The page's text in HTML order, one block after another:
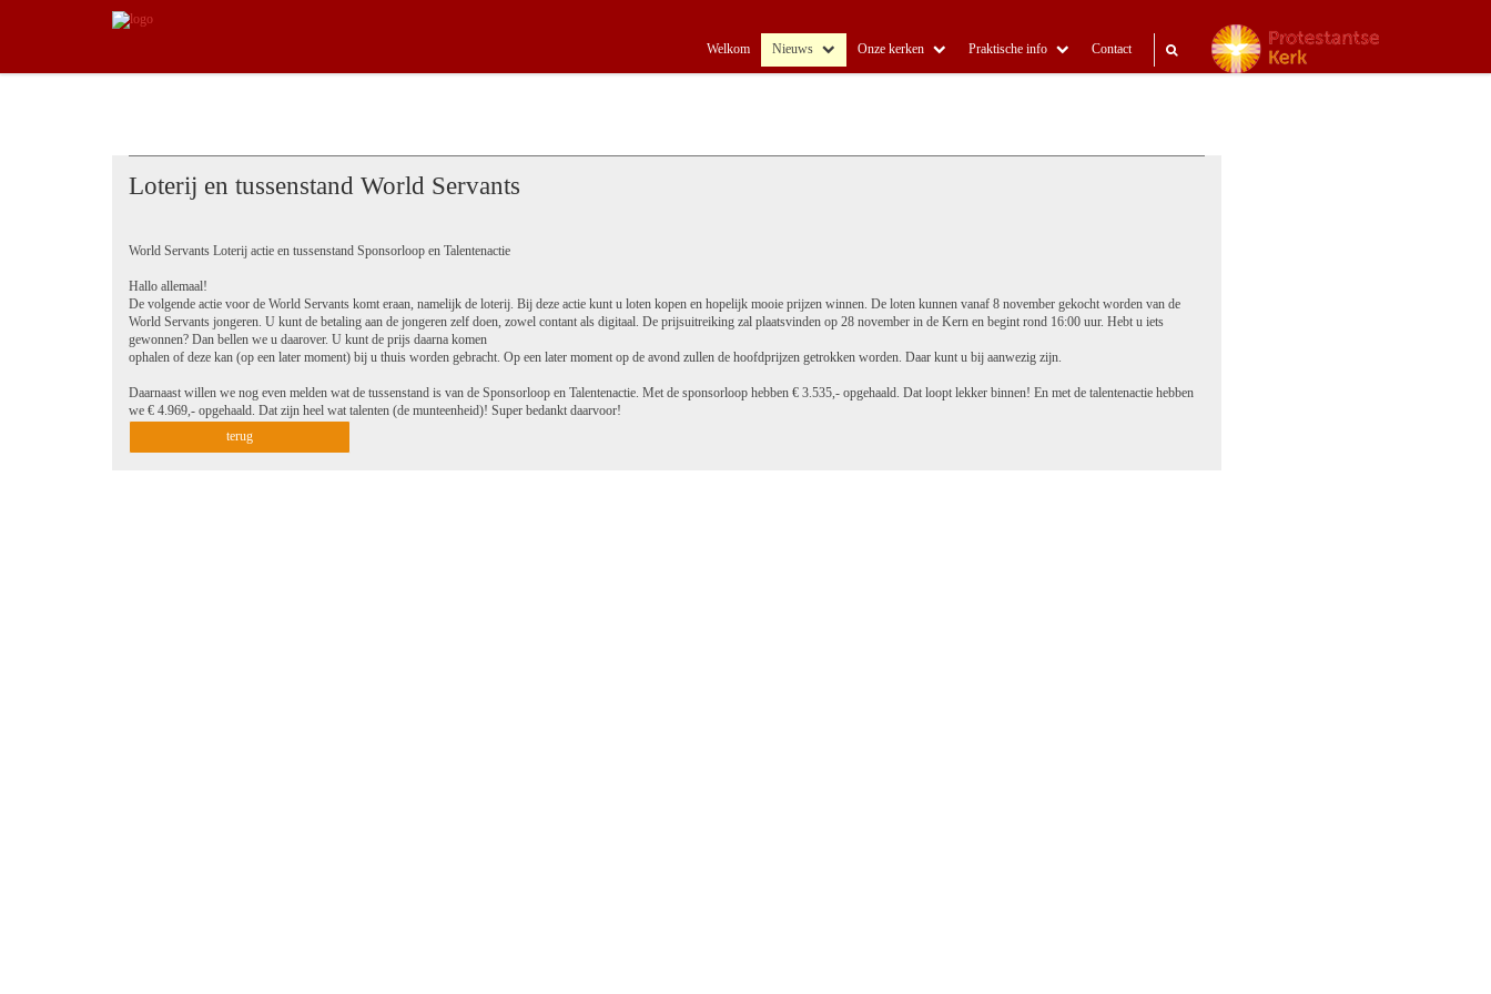
Welkom Nieuws Onze kerken Praktische info Contact
Loterij en tussenstand World Servants
World Servants Loterij actie en tussenstand Sponsorloop en Talentenactie
Hallo allemaal!
De volgende actie voor de World Servants komt eraan, namelijk de loterij. Bij deze actie kunt u loten kopen en hopelijk mooie prijzen winnen. De loten kunnen vanaf 8 november gekocht worden van de
World Servants jongeren. U kunt de betaling aan de jongeren zelf doen, zowel contant als digitaal. De prijsuitreiking zal plaatsvinden op 28 november in de Kern en begint rond 16:00 uur. Hebt u iets
gewonnen? Dan bellen we u daarover. U kunt de prijs daarna komen
ophalen of deze kan (op een later moment) bij u thuis worden gebracht. Op een later moment op de avond zullen de hoofdprijzen getrokken worden. Daar kunt u bij aanwezig zijn.
Daarnaast willen we nog even melden wat de tussenstand is van de Sponsorloop en Talentenactie. Met de sponsorloop hebben € 3.535,- opgehaald. Dat loopt lekker binnen! En met de talentenactie hebben
we € 4.969,- opgehaald. Dat zijn heel wat talenten (de munteenheid)! Super bedankt daarvoor!
terug